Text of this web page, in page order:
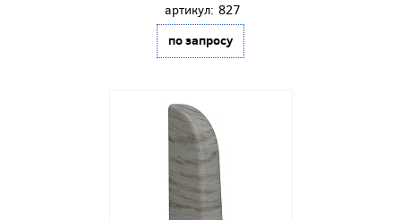
артикул: 827
по запросу